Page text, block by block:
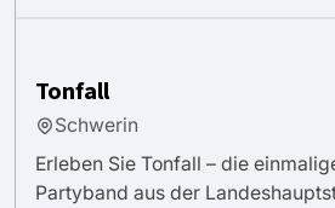
Tonfall
Schwerin
Erleben Sie Tonfall – die
Partyband aus der